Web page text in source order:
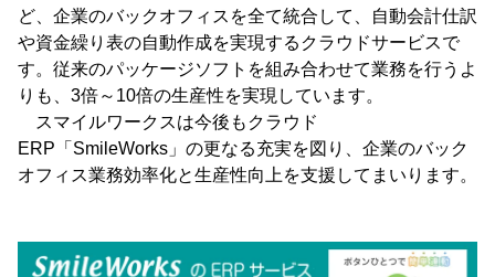
ど、企業のバックオフィスを全て統合して、自動会計仕訳
や資金繰り表の自動作成を実現するクラウドサービスで
す。従来のパッケージソフトを組み合わせて業務を行うよ
りも、3倍～10倍の生産性を実現しています。
スマイルワークスは今後もクラウド
ERP「SmileWorks」の更なる充実を図り、企業のバック
オフィス業務効率化と生産性向上を支援してまいります。